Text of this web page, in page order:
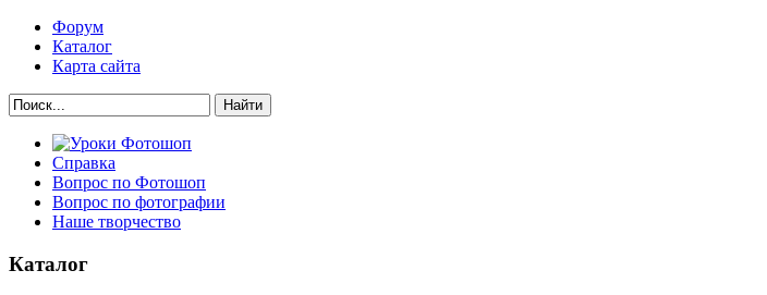
Форум
Каталог
Карта сайта
Найти
Справка
Вопрос по Фотошоп
Вопрос по фотографии
Наше творчество
Каталог